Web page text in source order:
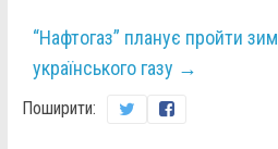
“Нафтогаз” планує пройти
українського газу →
Поширити: